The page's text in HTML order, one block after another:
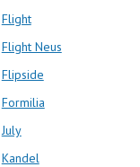
Flight
Flight Neus
Flipside
Formilia
July
Kandel